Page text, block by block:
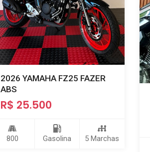
2026 YAMAHA FZ25 FAZER
ABS
R$ 25.500
800 Gasolina 5 Marchas